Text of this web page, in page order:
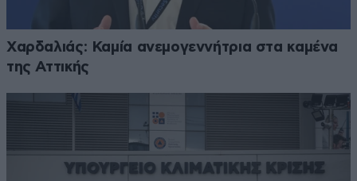
Χαρδαλιάς: Καμία ανεμογεννήτρια στα καμένα
της Αττικής